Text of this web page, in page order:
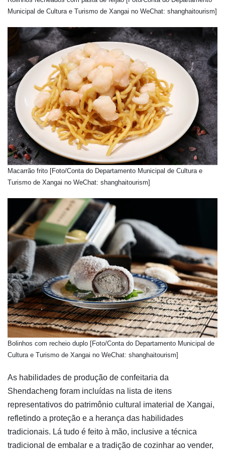
Municipal de Cultura e Turismo de Xangai no WeChat: shanghaitourism]
Macarrão frito [Foto/Conta do Departamento Municipal de Cultura e
Turismo de Xangai no WeChat: shanghaitourism]
Bolinhos com recheio duplo [Foto/Conta do Departamento Municipal de
Cultura e Turismo de Xangai no WeChat: shanghaitourism]
As habilidades de produção de confeitaria da
Shendacheng foram incluídas na lista de itens
representativos do patrimônio cultural imaterial de Xangai,
refletindo a proteção e a herança das habilidades
tradicionais. Lá tudo é feito à mão, inclusive a técnica
tradicional de embalar e a tradição de cozinhar ao vender,